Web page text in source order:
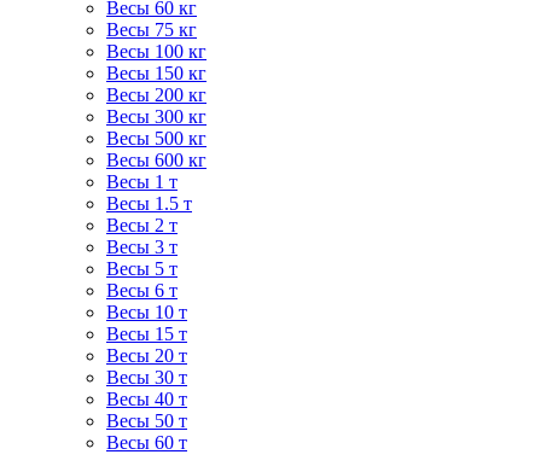
Весы 60 кг
Весы 75 кг
Весы 100 кг
Весы 150 кг
Весы 200 кг
Весы 300 кг
Весы 500 кг
Весы 600 кг
Весы 1 т
Весы 1.5 т
Весы 2 т
Весы 3 т
Весы 5 т
Весы 6 т
Весы 10 т
Весы 15 т
Весы 20 т
Весы 30 т
Весы 40 т
Весы 50 т
Весы 60 т